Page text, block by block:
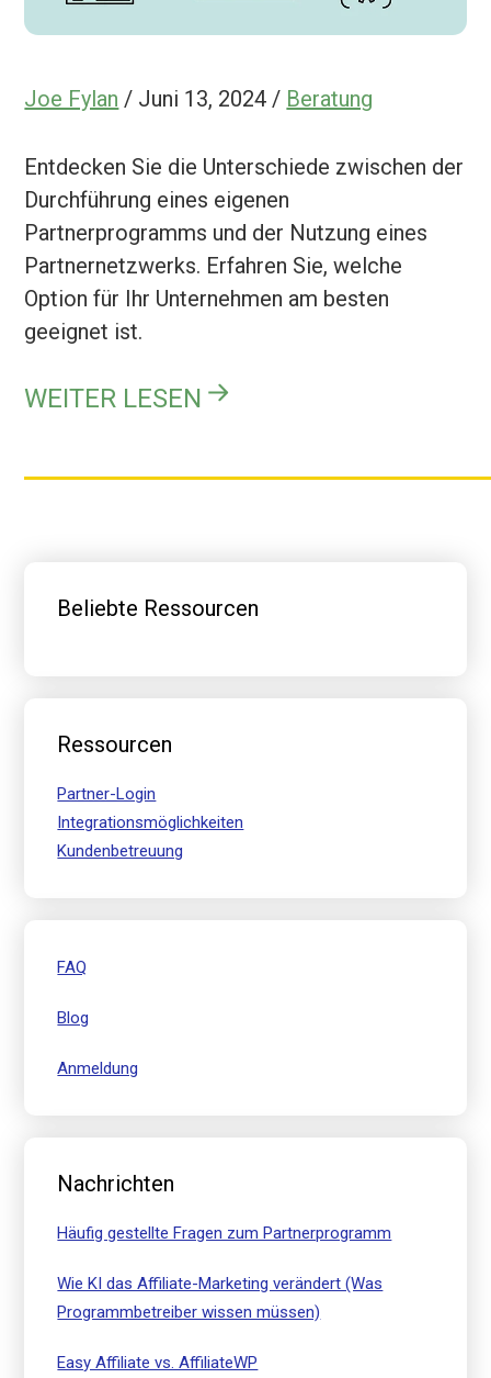
Joe Fylan / Juni 13, 2024 / Beratung
Entdecken Sie die Unterschiede zwischen der
Durchführung eines eigenen
Partnerprogramms und der Nutzung eines
Partnernetzwerks. Erfahren Sie, welche
Option für Ihr Unternehmen am besten
geeignet ist.
WEITER LESEN
Seitenleiste
Beliebte Ressourcen
Ressourcen
Partner-Login
Integrationsmöglichkeiten
Kundenbetreuung
FAQ
Blog
Anmeldung
Nachrichten
Häufig gestellte Fragen zum Partnerprogramm
Wie KI das Affiliate-Marketing verändert (Was
Programmbetreiber wissen müssen)
Easy Affiliate vs. AffiliateWP